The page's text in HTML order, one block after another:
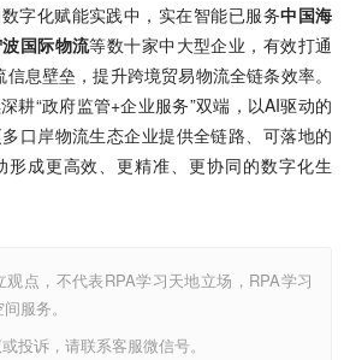
字化赋能实践中，实在智能已服务中国海
国际物流等数十家中大型企业，有效打通
息壁垒，提升跨境贸易物流全链条效率。
耕“政府监管+企业服务”双端，以AI驱动的
口岸物流生态企业提供全链路、可落地的
形成更高效、更精准、更协同的数字化生
点，不代表RPA学习天地立场，RPA学习
服务。
投诉，请联系客服微信号。